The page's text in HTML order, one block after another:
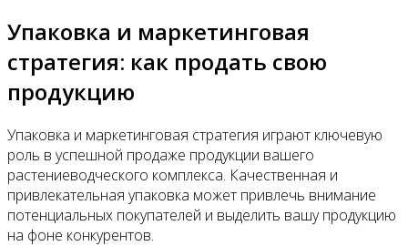
Упаковка и маркетинговая
стратегия: как продать свою
продукцию
Упаковка и маркетинговая стратегия играют ключевую
роль в успешной продаже продукции вашего
растениеводческого комплекса. Качественная и
привлекательная упаковка может привлечь внимание
потенциальных покупателей и выделить вашу продукцию
на фоне конкурентов.